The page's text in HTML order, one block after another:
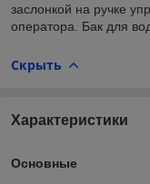
заслонкой на ручке
оператора. Бак для
Скрыть
Характеристики
Основные